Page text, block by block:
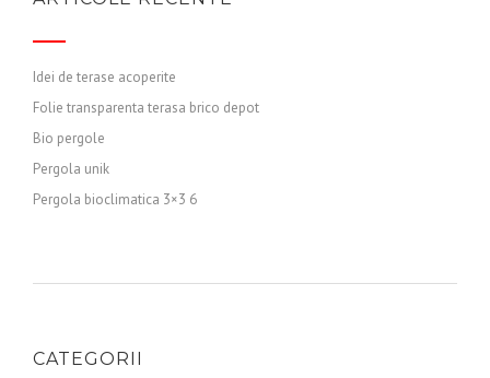
Idei de terase acoperite
Folie transparenta terasa brico depot
Bio pergole
Pergola unik
Pergola bioclimatica 3×3 6
CATEGORII